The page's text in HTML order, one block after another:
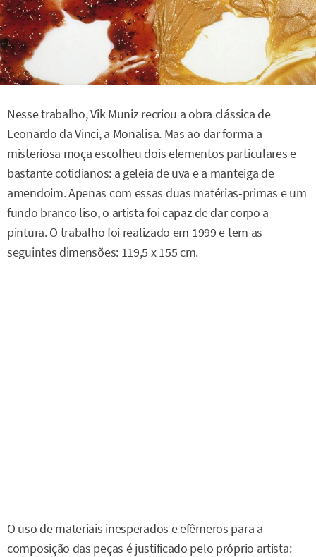
Nesse trabalho, Vik Muniz recriou a obra clássica de
Leonardo da Vinci, a Monalisa. Mas ao dar forma a
misteriosa moça escolheu dois elementos particulares e
bastante cotidianos: a geleia de uva e a manteiga de
amendoim. Apenas com essas duas matérias-primas e um
fundo branco liso, o artista foi capaz de dar corpo a
pintura. O trabalho foi realizado em 1999 e tem as
seguintes dimensões: 119,5 x 155 cm.
O uso de materiais inesperados e efêmeros para a
composição das peças é justificado pelo próprio artista: